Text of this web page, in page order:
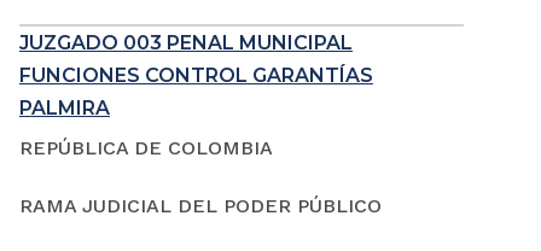
JUZGADO 003 PENAL MUNICIPAL
FUNCIONES CONTROL GARANTÍAS
PALMIRA
REPÚBLICA DE COLOMBIA
RAMA JUDICIAL DEL PODER PÚBLICO